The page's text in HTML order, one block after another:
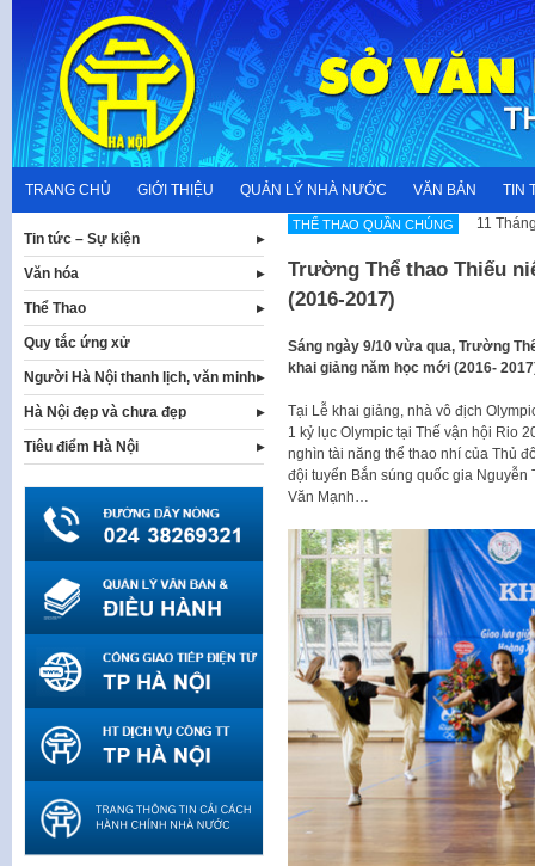
content
TRANG CHỦ GIỚI THIỆU QUẢN LÝ NHÀ NƯỚC VĂN BẢN TIN
THỂ THAO QUẦN CHÚNG 11
Trường Thể thao Thiếu
(2016-2017)
Sáng ngày 9/10 vừa qua, Trường
khai giảng năm học mới (2016-
Tại Lễ khai giảng, nhà vô địch
1 kỷ lục Olympic tại Thế vận hội Rio
nghìn tài năng thể thao nhí của Thủ
đội tuyển Bắn súng quốc gia Nguyễn
Văn Mạnh…
Tin tức – Sự kiện
Văn hóa
Thể Thao
Quy tắc ứng xử
Người Hà Nội thanh lịch, văn minh
Hà Nội đẹp và chưa đẹp
Tiêu điểm Hà Nội